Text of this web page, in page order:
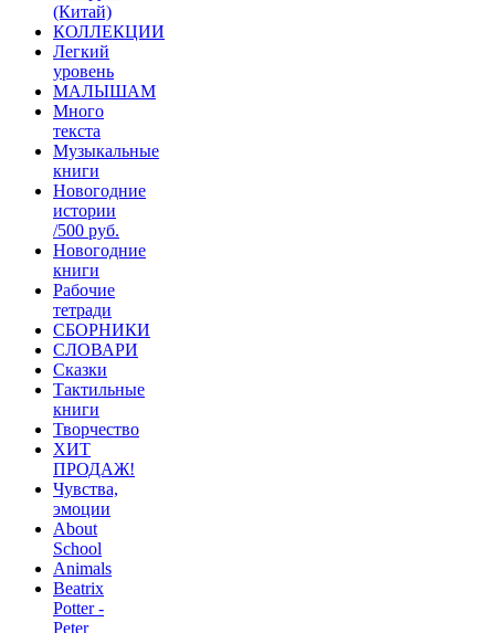
(Китай)
КОЛЛЕКЦИИ
Легкий
уровень
МАЛЫШАМ
Много
текста
Музыкальные
книги
Новогодние
истории
/500 руб.
Новогодние
книги
Рабочие
тетради
СБОРНИКИ
СЛОВАРИ
Сказки
Тактильные
книги
Творчество
ХИТ
ПРОДАЖ!
Чувства,
эмоции
About
School
Animals
Beatrix
Potter -
Peter